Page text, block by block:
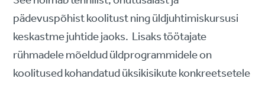
pädevuspõhist koolitust ning üldjuhtimiskursusi
keskastme juhtide jaoks. Lisaks töötajate
rühmadele mõeldud üldprogrammidele on
koolitused kohandatud üksikisikute konkreetsetele